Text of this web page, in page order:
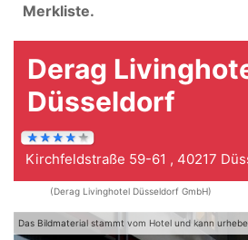
Merkliste.
Derag
Düsseldorf
Kirchfeldstraße 59-61 , 40217
(Derag Livinghotel Düsseldorf GmbH)
Das Bildmaterial stammt vom Hotel und kann